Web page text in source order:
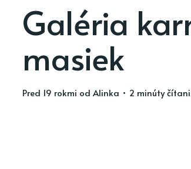
Galéria
masiek
pred 19 rokmi od Alinka • 2 minúty